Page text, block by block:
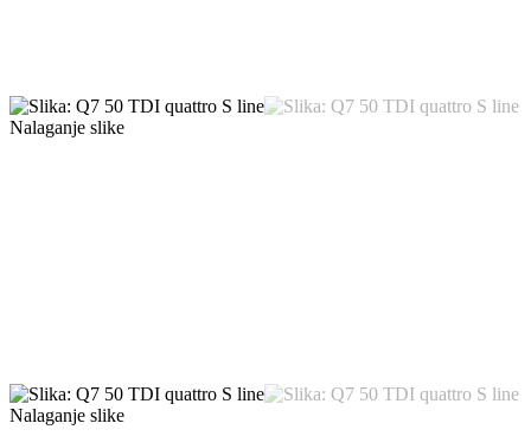
Nalaganje slike
Nalaganje slike